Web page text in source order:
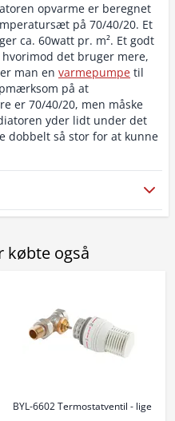
opvarme er beregnet
på 70/40/20. Et
ca. 60watt pr. m². Et godt
det bruger mere,
man en varmepumpe til
på at
er 70/40/20, men måske
yder lidt under det
dobbelt så stor for at kunne
købte også
BYL-6602 Termostatventil - lige